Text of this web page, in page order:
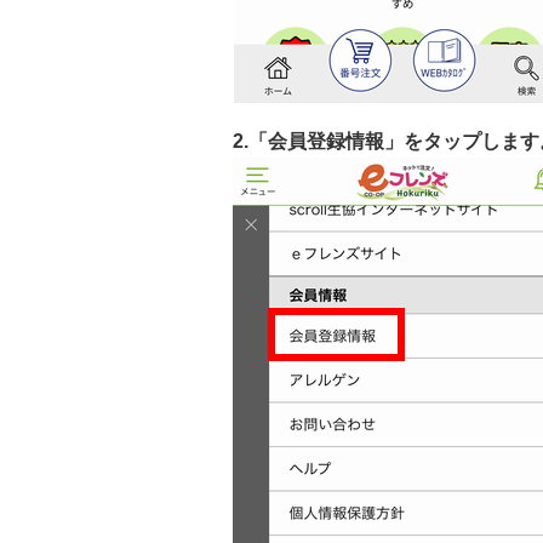
2.「会員登録情報」をタップします